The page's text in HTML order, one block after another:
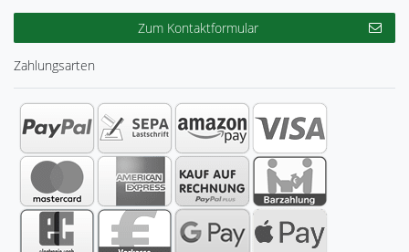
Zum Kontaktformular
Zahlungsarten